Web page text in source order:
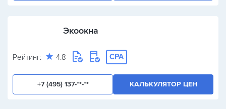
Экоокна
Рейтинг: 4.8 CPA
+7 (495) 137-**-** КАЛЬКУЛЯТОР ЦЕН